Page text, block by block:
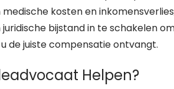
kosten en
juridische bijstand in te schakelen
de juiste compensatie ontvangt.
Helpen?